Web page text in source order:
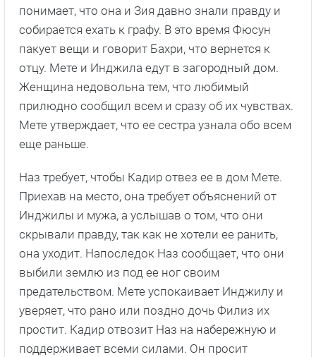
понимает, что она и Зия давно знали правду и
собирается ехать к графу. В это время Фюсун
пакует вещи и говорит Бахри, что вернется к
отцу. Мете и Инджила едут в загородный дом.
Женщина недовольна тем, что любимый
прилюдно сообщил всем и сразу об их чувствах.
Мете утверждает, что ее сестра узнала обо всем
еще раньше.
Наз требует, чтобы Кадир отвез ее в дом Мете.
Приехав на место, она требует объяснений от
Инджилы и мужа, а услышав о том, что они
скрывали правду, так как не хотели ее ранить,
она уходит. Напоследок Наз сообщает, что они
выбили землю из под ее ног своим
предательством. Мете успокаивает Инджилу и
уверяет, что рано или поздно дочь Филиз их
простит. Кадир отвозит Наз на набережную и
поддерживает всеми силами. Он просит